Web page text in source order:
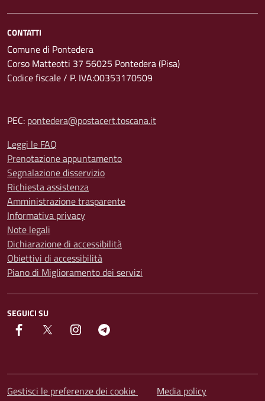
CONTATTI
Comune di Pontedera
Corso Matteotti 37 56025 Pontedera (Pisa)
Codice fiscale / P. IVA:00353170509
PEC: pontedera@postacert.toscana.it
Leggi le FAQ
Prenotazione appuntamento
Segnalazione disservizio
Richiesta assistenza
Amministrazione trasparente
Informativa privacy
Note legali
Dichiarazione di accessibilità
Obiettivi di accessibilità
Piano di Miglioramento dei servizi
SEGUICI SU
facebook Twitter instagram
Gestisci le preferenze dei cookie Media policy